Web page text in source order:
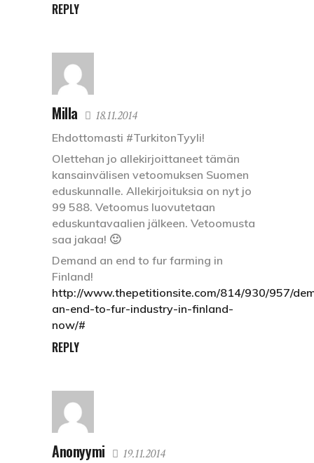
REPLY
Milla 18.11.2014
Ehdottomasti #TurkitonTyyli!
Olettehan jo allekirjoittaneet tämän
kansainvälisen vetoomuksen Suomen
eduskunnalle. Allekirjoituksia on nyt jo
99 588. Vetoomus luovutetaan
eduskuntavaalien jälkeen. Vetoomusta
saa jakaa! 🙂
Demand an end to fur farming in
Finland!
http://www.thepetitionsite.com/814/930/957/
an-end-to-fur-industry-in-finland-
now/#
REPLY
Anonyymi 19.11.2014